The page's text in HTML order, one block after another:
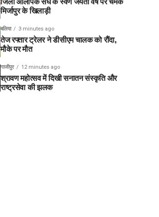
मिर्जापुर के खिलाड़ी
बलिया 3 minutes ago
तेज रफ्तार ट्रेलर ने डीसीएम चालक को रौंदा,
मौके पर मौत
गाजीपुर 12 minutes ago
श्रावण महोत्सव में दिखी सनातन संस्कृति और
राष्ट्रसेवा की झलक